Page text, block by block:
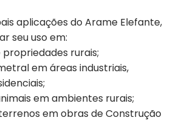
aplicações do Arame Elefante,
seu uso em:
rurais;
em áreas industriais,
em ambientes rurais;
em obras de Construção